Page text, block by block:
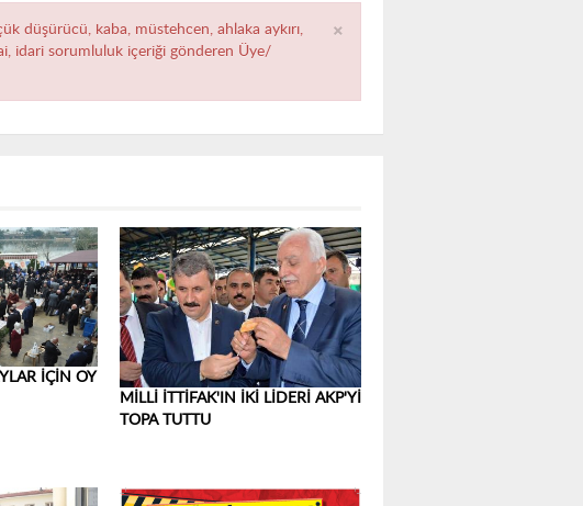
×
düşürücü, kaba, müstehcen, ahlaka aykırı,
idari sorumluluk içeriği gönderen Üye/
İÇİN OY
MİLLİ İTTİFAK'IN İKİ LİDERİ AKP'Yİ
TOPA TUTTU